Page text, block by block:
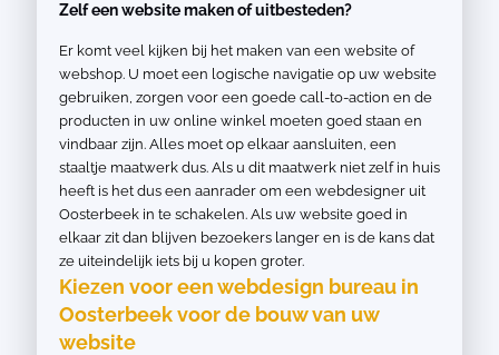
Zelf een website maken of uitbesteden?
Er komt veel kijken bij het maken van een website of
webshop. U moet een logische navigatie op uw website
gebruiken, zorgen voor een goede call-to-action en de
producten in uw online winkel moeten goed staan en
vindbaar zijn. Alles moet op elkaar aansluiten, een
staaltje maatwerk dus. Als u dit maatwerk niet zelf in huis
heeft is het dus een aanrader om een webdesigner uit
Oosterbeek in te schakelen. Als uw website goed in
elkaar zit dan blijven bezoekers langer en is de kans dat
ze uiteindelijk iets bij u kopen groter.
Kiezen voor een webdesign bureau in
Oosterbeek voor de bouw van uw
website